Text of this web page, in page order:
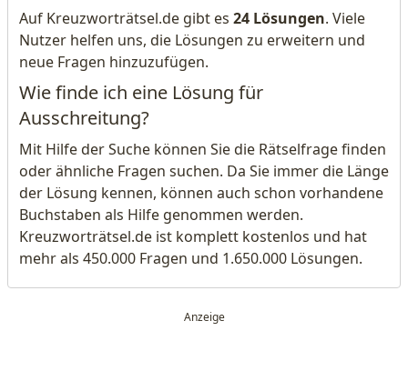
Auf Kreuzworträtsel.de gibt es 24 Lösungen. Viele
Nutzer helfen uns, die Lösungen zu erweitern und
neue Fragen hinzuzufügen.
Wie finde ich eine Lösung für
Ausschreitung?
Mit Hilfe der Suche können Sie die Rätselfrage finden
oder ähnliche Fragen suchen. Da Sie immer die Länge
der Lösung kennen, können auch schon vorhandene
Buchstaben als Hilfe genommen werden.
Kreuzworträtsel.de ist komplett kostenlos und hat
mehr als 450.000 Fragen und 1.650.000 Lösungen.